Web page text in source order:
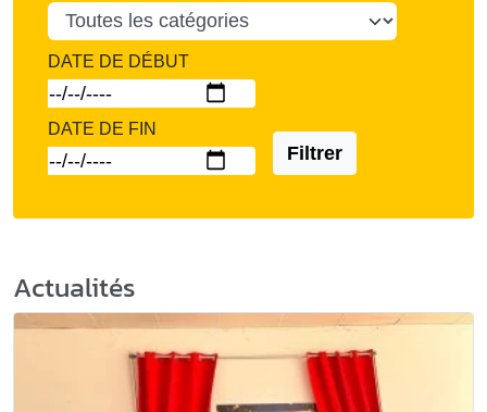
DATE DE DÉBUT
DATE DE FIN
Filtrer
Actualités